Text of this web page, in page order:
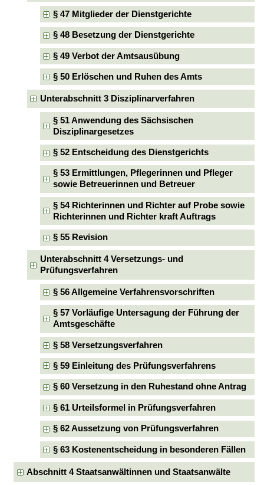
§ 47 Mitglieder der Dienstgerichte
§ 48 Besetzung der Dienstgerichte
§ 49 Verbot der Amtsausübung
§ 50 Erlöschen und Ruhen des Amts
Unterabschnitt 3 Disziplinarverfahren
§ 51 Anwendung des Sächsischen
Disziplinargesetzes
§ 52 Entscheidung des Dienstgerichts
§ 53 Ermittlungen, Pflegerinnen und Pfleger
sowie Betreuerinnen und Betreuer
§ 54 Richterinnen und Richter auf Probe sowie
Richterinnen und Richter kraft Auftrags
§ 55 Revision
Unterabschnitt 4 Versetzungs- und
Prüfungsverfahren
§ 56 Allgemeine Verfahrensvorschriften
§ 57 Vorläufige Untersagung der Führung der
Amtsgeschäfte
§ 58 Versetzungsverfahren
§ 59 Einleitung des Prüfungsverfahrens
§ 60 Versetzung in den Ruhestand ohne Antrag
§ 61 Urteilsformel in Prüfungsverfahren
§ 62 Aussetzung von Prüfungsverfahren
§ 63 Kostenentscheidung in besonderen Fällen
Abschnitt 4 Staatsanwältinnen und Staatsanwälte